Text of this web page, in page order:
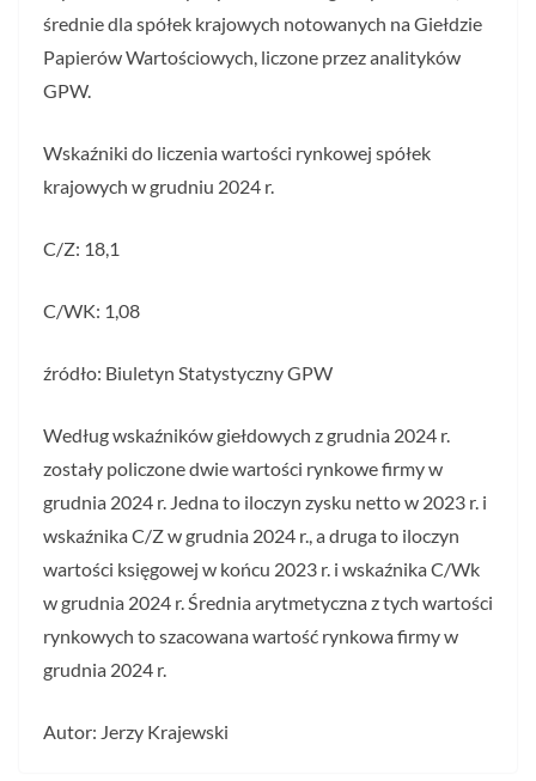
średnie dla spółek krajowych notowanych na Giełdzie
Papierów Wartościowych, liczone przez analityków
GPW.
Wskaźniki do liczenia wartości rynkowej spółek
krajowych w grudniu 2024 r.
C/Z: 18,1
C/WK: 1,08
źródło: Biuletyn Statystyczny GPW
Według wskaźników giełdowych z grudnia 2024 r.
zostały policzone dwie wartości rynkowe firmy w
grudnia 2024 r. Jedna to iloczyn zysku netto w 2023 r. i
wskaźnika C/Z w grudnia 2024 r., a druga to iloczyn
wartości księgowej w końcu 2023 r. i wskaźnika C/Wk
w grudnia 2024 r. Średnia arytmetyczna z tych wartości
rynkowych to szacowana wartość rynkowa firmy w
grudnia 2024 r.
Autor: Jerzy Krajewski